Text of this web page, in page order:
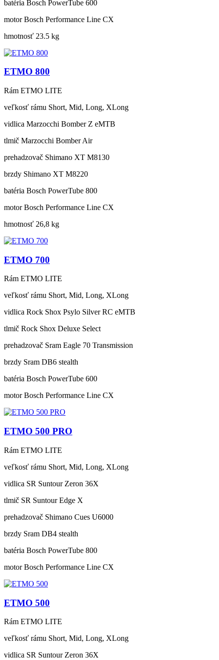
batéria Bosch PowerTube 600
motor Bosch Performance Line CX
hmotnosť 23.5 kg
ETMO 800
Rám ETMO LITE
veľkosť rámu Short, Mid, Long, XLong
vidlica Marzocchi Bomber Z eMTB
tlmič Marzocchi Bomber Air
prehadzovač Shimano XT M8130
brzdy Shimano XT M8220
batéria Bosch PowerTube 800
motor Bosch Performance Line CX
hmotnosť 26,8 kg
ETMO 700
Rám ETMO LITE
veľkosť rámu Short, Mid, Long, XLong
vidlica Rock Shox Psylo Silver RC eMTB
tlmič Rock Shox Deluxe Select
prehadzovač Sram Eagle 70 Transmission
brzdy Sram DB6 stealth
batéria Bosch PowerTube 600
motor Bosch Performance Line CX
ETMO 500 PRO
Rám ETMO LITE
veľkosť rámu Short, Mid, Long, XLong
vidlica SR Suntour Zeron 36X
tlmič SR Suntour Edge X
prehadzovač Shimano Cues U6000
brzdy Sram DB4 stealth
batéria Bosch PowerTube 800
motor Bosch Performance Line CX
ETMO 500
Rám ETMO LITE
veľkosť rámu Short, Mid, Long, XLong
vidlica SR Suntour Zeron 36X